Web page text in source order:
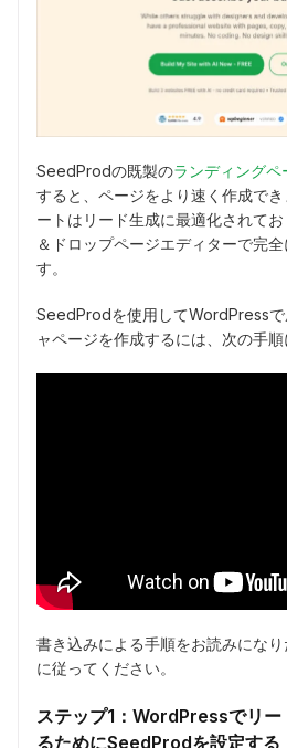
SeedProdの既製のランディングペ
すると、ページをより速く作成で
ートはリード生成に最適化されて
＆ドロップページエディターで完
す。
SeedProdを使用してWordPressで
ャページを作成するには、次の手順
書き込みによる手順をお読みにな
に従ってください。
ステップ1：WordPressでリー
るためにSeedProdを設定する